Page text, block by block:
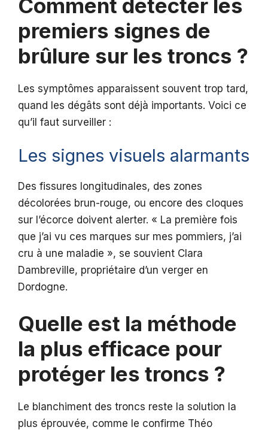
Comment détecter les
premiers signes de
brûlure sur les troncs ?
Les symptômes apparaissent souvent trop tard,
quand les dégâts sont déjà importants. Voici ce
qu’il faut surveiller :
Les signes visuels alarmants
Des fissures longitudinales, des zones
décolorées brun-rouge, ou encore des cloques
sur l’écorce doivent alerter. « La première fois
que j’ai vu ces marques sur mes pommiers, j’ai
cru à une maladie », se souvient Clara
Dambreville, propriétaire d’un verger en
Dordogne.
Quelle est la méthode
la plus efficace pour
protéger les troncs ?
Le blanchiment des troncs reste la solution la
plus éprouvée, comme le confirme Théo